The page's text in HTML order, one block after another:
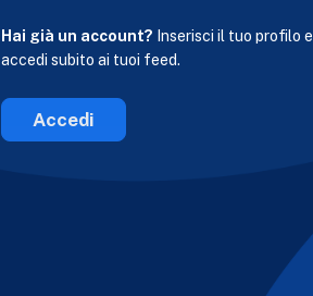
Hai già un account? Inserisci il tuo profilo e
accedi subito ai tuoi feed.
Accedi